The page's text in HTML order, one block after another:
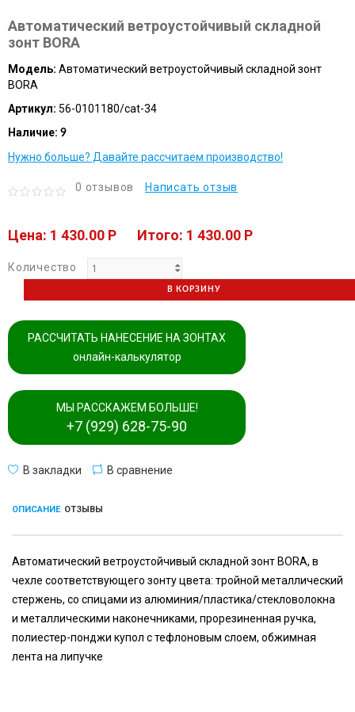
Автоматический ветроустойчивый складной
зонт BORA
Модель: Автоматический ветроустойчивый складной зонт
BORA
Артикул: 56-0101180/cat-34
Наличие: 9
Нужно больше? Давайте рассчитаем производство!
0 отзывов Написать отзыв
Цена: 1 430.00 P Итого: 1 430.00 P
Количество
В КОРЗИНУ
РАССЧИТАТЬ НАНЕСЕНИЕ НА ЗОНТАХ
онлайн-калькулятор
МЫ РАССКАЖЕМ БОЛЬШЕ!
+7 (929) 628-75-90
В закладки В сравнение
ОПИСАНИЕ ОТЗЫВЫ
Автоматический ветроустойчивый складной зонт BORA, в
чехле соответствующего зонту цвета: тройной металлический
стержень, со спицами из алюминия/пластика/стекловолокна
и металлическими наконечниками, прорезиненная ручка,
полиестер-понджи купол с тефлоновым слоем, обжимная
лента на липучке